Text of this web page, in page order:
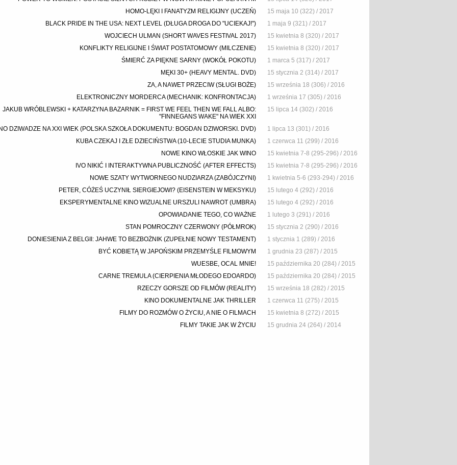
HOMO-LĘKI I FANATYZM RELIGIJNY (UCZEŃ)
15 maja 10 (322) / 2017
BLACK PRIDE IN THE USA: NEXT LEVEL (DŁUGA DROGA DO "UCIEKAJ!")
1 maja 9 (321) / 2017
WOJCIECH ULMAN (SHORT WAVES FESTIVAL 2017)
15 kwietnia 8 (320) / 2017
KONFLIKTY RELIGIJNE I ŚWIAT POSTATOMOWY (MILCZENIE)
15 kwietnia 8 (320) / 2017
ŚMIERĆ ZA PIĘKNE SARNY (WOKÓŁ POKOTU)
1 marca 5 (317) / 2017
MĘKI 30+ (HEAVY MENTAL. DVD)
15 stycznia 2 (314) / 2017
ZA, A NAWET PRZECIW (SŁUGI BOŻE)
15 września 18 (306) / 2016
ELEKTRONICZNY MORDERCA (MECHANIK: KONFRONTACJA)
1 września 17 (305) / 2016
JAKUB WRÓBLEWSKI + KATARZYNA BAZARNIK = FIRST WE FEEL THEN WE FALL ALBO:
"FINNEGANS WAKE" NA WIEK XXI
15 lipca 14 (302) / 2016
DZIWADZE NA XXI WIEK (POLSKA SZKOŁA DOKUMENTU: BOGDAN DZIWORSKI. DVD)
1 lipca 13 (301) / 2016
KUBA CZEKAJ I ZŁE DZIECIŃSTWA (10-LECIE STUDIA MUNKA)
1 czerwca 11 (299) / 2016
NOWE KINO WŁOSKIE JAK WINO
15 kwietnia 7-8 (295-296) / 2016
IVO NIKIĆ I INTERAKTYWNA PUBLICZNOŚĆ (AFTER EFFECTS)
15 kwietnia 7-8 (295-296) / 2016
NOWE SZATY WYTWORNEGO NUDZIARZA (ZABÓJCZYNI)
1 kwietnia 5-6 (293-294) / 2016
PETER, CÓŻEŚ UCZYNIŁ SIERGIEJOWI? (EISENSTEIN W MEKSYKU)
15 lutego 4 (292) / 2016
EKSPERYMENTALNE KINO WIZUALNE URSZULI NAWROT (UMBRA)
15 lutego 4 (292) / 2016
OPOWIADANIE TEGO, CO WAŻNE
1 lutego 3 (291) / 2016
STAN POMROCZNY CZERWONY (PÓŁMROK)
15 stycznia 2 (290) / 2016
DONIESIENIA Z BELGII: JAHWE TO BEZBOŻNIK (ZUPEŁNIE NOWY TESTAMENT)
1 stycznia 1 (289) / 2016
BYĆ KOBIETĄ W JAPOŃSKIM PRZEMYŚLE FILMOWYM
1 grudnia 23 (287) / 2015
WUESBE, OCAL MNIE!
15 października 20 (284) / 2015
CARNE TREMULA (CIERPIENIA MŁODEGO EDOARDO)
15 października 20 (284) / 2015
RZECZY GORSZE OD FILMÓW (REALITY)
15 września 18 (282) / 2015
KINO DOKUMENTALNE JAK THRILLER
1 czerwca 11 (275) / 2015
FILMY DO ROZMÓW O ŻYCIU, A NIE O FILMACH
15 kwietnia 8 (272) / 2015
FILMY TAKIE JAK W ŻYCIU
15 grudnia 24 (264) / 2014